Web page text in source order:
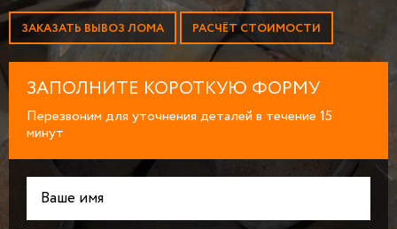
ЗАКАЗАТЬ ВЫВОЗ ЛОМА РАСЧЁТ СТОИМОСТИ
ЗАПОЛНИТЕ КОРОТКУЮ ФОРМУ
Перезвоним для уточнения деталей в течение 15
минут